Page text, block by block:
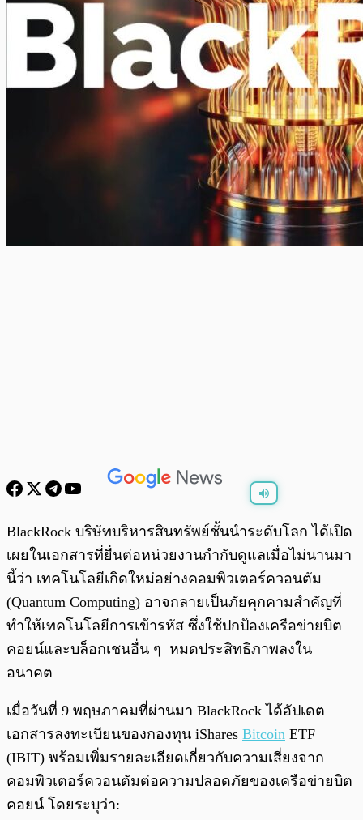
0:00 0:00
BlackRock บริษัทบริหารสินทรัพย์ชั้นนำระดับโลก ได้เปิด
เผยในเอกสารที่ยื่นต่อหน่วยงานกำกับดูแลเมื่อไม่นานมา
นี้ว่า เทคโนโลยีเกิดใหม่อย่างคอมพิวเตอร์ควอนตัม
(Quantum Computing) อาจกลายเป็นภัยคุกคามสำคัญที่
ทำให้เทคโนโลยีการเข้ารหัส ซึ่งใช้ปกป้องเครือข่ายบิต
คอยน์และบล็อกเชนอื่น ๆ หมดประสิทธิภาพลงใน
อนาคต
เมื่อวันที่ 9 พฤษภาคมที่ผ่านมา BlackRock ได้อัปเดต
เอกสารลงทะเบียนของกองทุน iShares Bitcoin ETF
(IBIT) พร้อมเพิ่มรายละเอียดเกี่ยวกับความเสี่ยงจาก
คอมพิวเตอร์ควอนตัมต่อความปลอดภัยของเครือข่ายบิต
คอยน์ โดยระบุว่า: